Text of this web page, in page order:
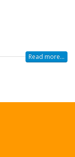
Read more...